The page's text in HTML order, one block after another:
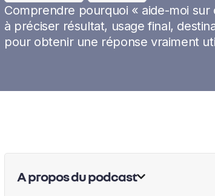
Comprendre pourquoi « aide-moi
à préciser résultat, usage final,
pour obtenir une réponse vraiment
A propos du podcast